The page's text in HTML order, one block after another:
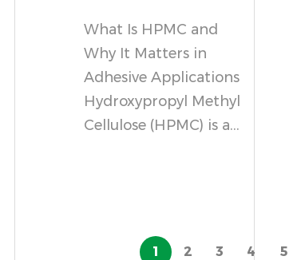
What Is HPMC and
Why It Matters in
Adhesive Applications
Hydroxypropyl Methyl
Cellulose (HPMC) is a...
1 2 3 4 5